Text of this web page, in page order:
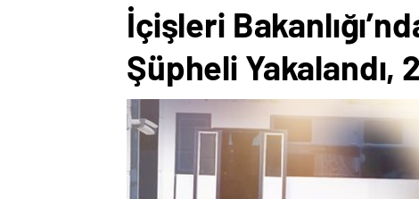
İçişleri
Şüpheli Yakalandı,